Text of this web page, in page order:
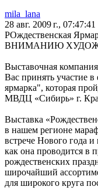
mila_lana
28 авг. 2009 г., 07:47:41
РОждественская
ВНИМАНИЮ
Выставочная
Вас принять участие
ярмарка", которая
МВДЦ «Сибирь» г.
Выставка
в нашем регионе
встрече Нового года
как она проводится в
рождественских
широчайший
для широкого круга